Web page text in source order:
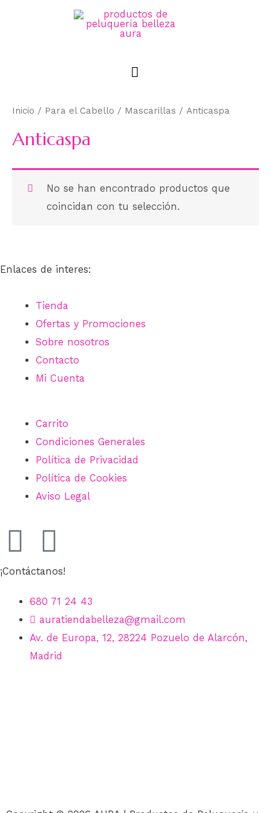
Inicio / Para el Cabello / Mascarillas / Anticaspa
Anticaspa
No se han encontrado productos que
coincidan con tu selección.
¡Contáctanos!
680 71 24 43
auratiendabelleza@gmail.com
Av. de Europa, 12, 28224 Pozuelo de Alarcón,
Madrid
Enlaces de interes:
Tienda
Ofertas y Promociones
Sobre nosotros
Contacto
Mi Cuenta
Carrito
Condiciones Generales
Política de Privacidad
Política de Cookies
Aviso Legal